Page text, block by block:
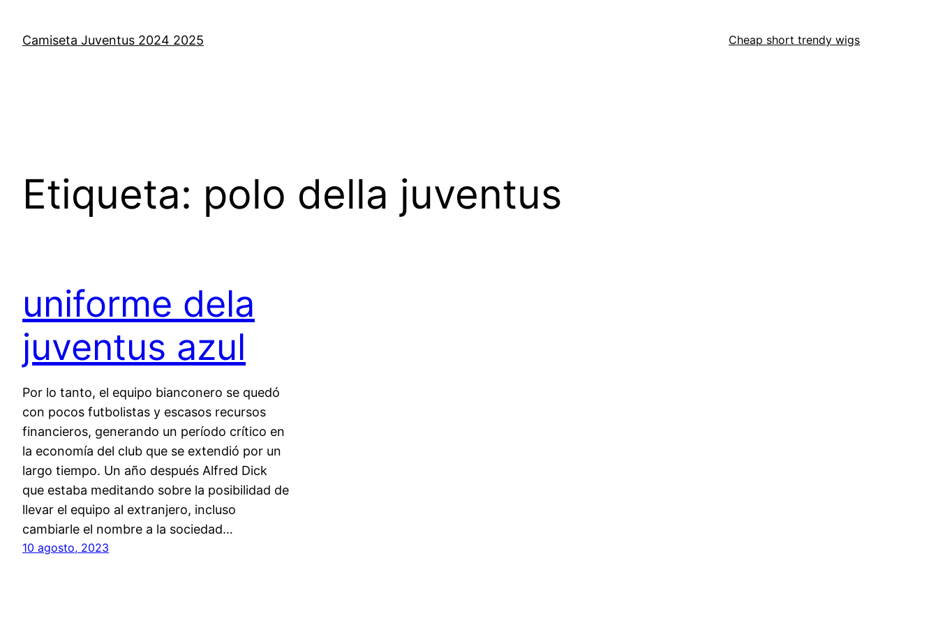
contenido
Camiseta Juventus 2024 2025 Cheap short trendy wigs
Etiqueta: polo della juventus
uniforme dela
juventus azul
Por lo tanto, el equipo bianconero se quedó
con pocos futbolistas y escasos recursos
financieros, generando un período crítico en
la economía del club que se extendió por un
largo tiempo. Un año después Alfred Dick
que estaba meditando sobre la posibilidad de
llevar el equipo al extranjero, incluso
cambiarle el nombre a la sociedad…
10 agosto, 2023